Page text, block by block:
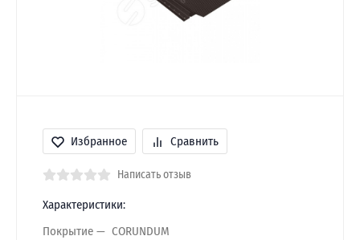
Избранное Сравнить
Написать отзыв
Характеристики:
Покрытие
CORUNDUM